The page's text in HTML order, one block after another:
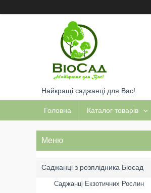
Найкращі саджанці для Вас!
Головна Каталог товарів
Саджанці з розплідника Біосад
Саджанці Екзотичних Рослин